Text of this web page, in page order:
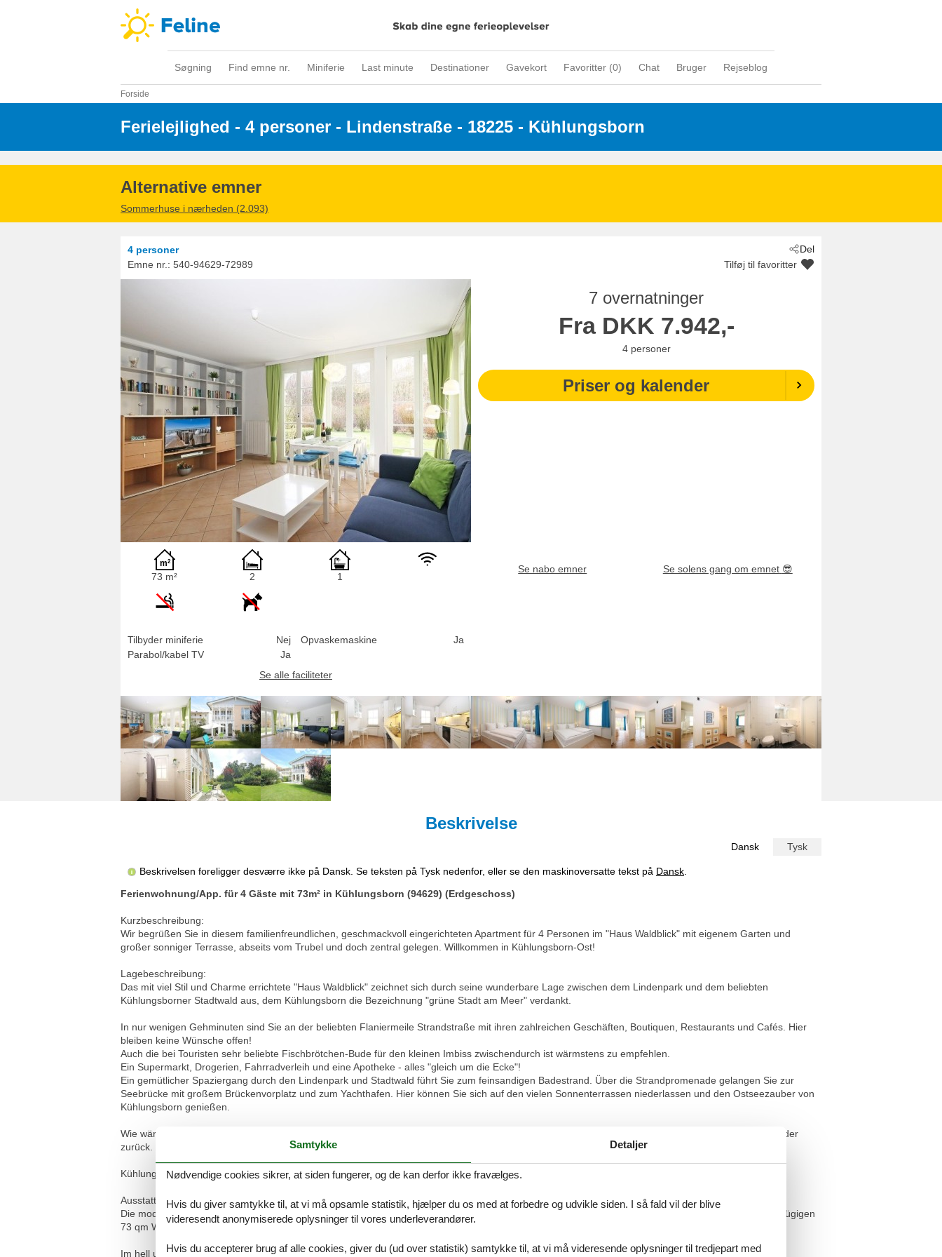
Søgning Find emne nr. Miniferie Last minute Destinationer Gavekort Favoritter (0) Chat Bruger Rejseblog
Forside
Ferielejlighed - 4 personer - Lindenstraße - 18225 - Kühlungsborn
Alternative emner
Sommerhuse i nærheden (2.093)
Del
4 personer
Emne nr.: 540-94629-72989 Tilføj til favoritter
7 overnatninger
Fra DKK 7.942,-
4 personer
Priser og kalender
73 m² 2 1
Tilbyder miniferie
Nej
Parabol/kabel TV
Ja
Opvaskemaskine Ja
Se alle faciliteter
Se nabo emner Se solens gang om emnet 😎
Beskrivelse
Dansk Tysk
Beskrivelsen foreligger desværre ikke på Dansk. Se teksten på Tysk nedenfor, eller se den maskinoversatte tekst på Dansk
Ferienwohnung/App. für 4 Gäste mit 73m² in Kühlungsborn (94629) (Erdgeschoss)
Kurzbeschreibung:
Wir begrüßen Sie in diesem familienfreundlichen, geschmackvoll eingerichteten Apartment für 4 Personen im "Haus Waldblick" mit eigenem Garten und
großer sonniger Terrasse, abseits vom Trubel und doch zentral gelegen. Willkommen in Kühlungsborn-Ost!
Lagebeschreibung:
Das mit viel Stil und Charme errichtete "Haus Waldblick" zeichnet sich durch seine wunderbare Lage zwischen dem Lindenpark und dem beliebten
Kühlungsborner Stadtwald aus, dem Kühlungsborn die Bezeichnung "grüne Stadt am Meer" verdankt.
In nur wenigen Gehminuten sind Sie an der beliebten Flaniermeile Strandstraße mit ihren zahlreichen Geschäften, Boutiquen, Restaurants und Cafés. Hier
bleiben keine Wünsche offen!
Auch die bei Touristen sehr beliebte Fischbrötchen-Bude für den kleinen Imbiss zwischendurch ist wärmstens zu empfehlen.
Ein Supermarkt, Drogerien, Fahrradverleih und eine Apotheke - alles "gleich um die Ecke"!
Ein gemütlicher Spaziergang durch den Lindenpark und Stadtwald führt Sie zum feinsandigen Badestrand. Über die Strandpromenade gelangen Sie zur
Seebrücke mit großem Brückenvorplatz und zum Yachthafen. Hier können Sie sich auf den vielen Sonnenterrassen niederlassen und den Ostseezauber von
Kühlungsborn genießen.
Wie wäre es mit einer kleinen Zeitreise in die Vergangenheit? Die legendäre Dampflok "Molli" bringt Sie von Kühlungsborn nach Bad Doberan und wieder
zurück. Eine Fahrt mit "Molli" begeistert nicht nur Kinder...
Kühlungsborn - eine wunderbare Verbindung zwischen Stadtgetummel und Natur!
Ausstattungen:
Die moderne lichtdurchflutete Wohnung Nr. 14 befindet sich im Erdgeschoss des Hauses und verfügt über insgesamt 3 Wohnräume, verteilt auf großzügigen
73 qm Wohnfläche und einer großen Terrasse (16 qm) mit sich anschließender Grünfläche.
Im hell und freundlich eingerichteten Wohnzimmer findet sich ausreichend Platz für alle Familienmitglieder. Ein großes kuscheliges Ecksofa lädt zu
Samtykke Detaljer
Nødvendige cookies sikrer, at siden fungerer, og de kan derfor ikke fravælges.
Hvis du giver samtykke til, at vi må opsamle statistik, hjælper du os med at forbedre og udvikle siden. I så fald vil der blive
videresendt anonymiserede oplysninger til vores underleverandører.
Hvis du accepterer brug af alle cookies, giver du (ud over statistik) samtykke til, at vi må videresende oplysninger til tredjepart med